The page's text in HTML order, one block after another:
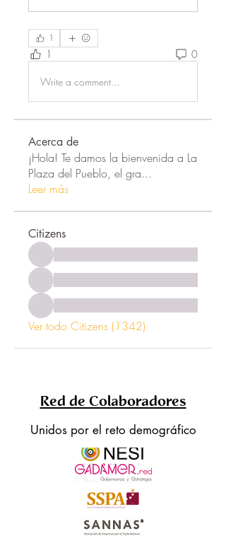
1
1 0
Write a comment...
Acerca de
¡Hola! Te damos la bienvenida a La
Plaza del Pueblo, el gra...
Leer más
Citizens
Ver todo Citizens (1342)
Red de Colaboradores
Unidos por el reto demográfico